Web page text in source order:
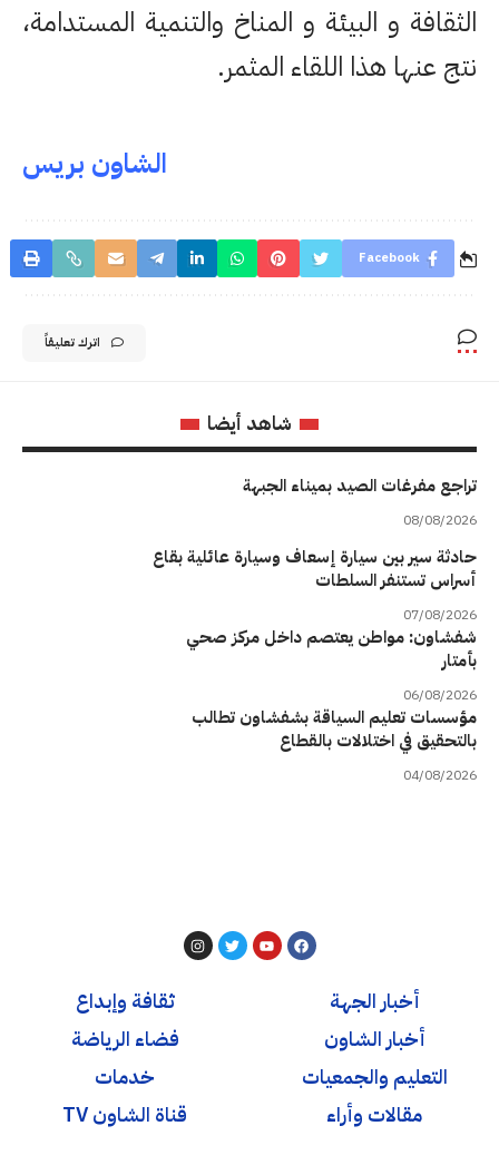
الثقافة و البيئة و المناخ والتنمية المستدامة،
نتج عنها هذا اللقاء المثمر.
الشاون بريس
Facebook
اترك تعليقاً
شاهد أيضا
تراجع مفرغات الصيد بميناء الجبهة
08/08/2026
حادثة سير بين سيارة إسعاف وسيارة عائلية بقاع
أسراس تستنفر السلطات
07/08/2026
شفشاون: مواطن يعتصم داخل مركز صحي
بأمتار
06/08/2026
مؤسسات تعليم السياقة بشفشاون تطالب
بالتحقيق في اختلالات بالقطاع
04/08/2026
أخبار الجهة
أخبار الشاون
التعليم والجمعيات
مقالات وأراء
ثقافة وإبداع
فضاء الرياضة
خدمات
قناة الشاون TV